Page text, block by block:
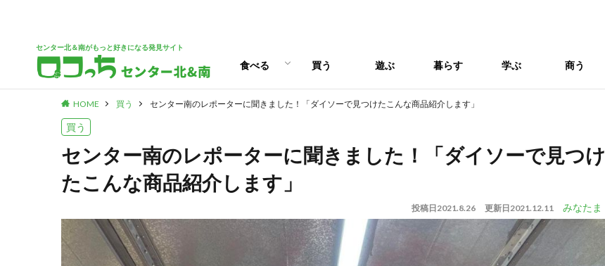
センター北＆南がもっと好きになる発見サイト
食べる
パン
スイーツ
ランチ
カフェ
買う 遊ぶ 暮らす 学ぶ 商う
HOME 買う センター南のレポーターに聞きました！「ダイソーで見つけたこんな商品紹介します」
買う
センター南のレポーターに聞きました！「ダイソーで見つけ
たこんな商品紹介します」
投稿日2021.8.26 更新日2021.12.11 みなたま